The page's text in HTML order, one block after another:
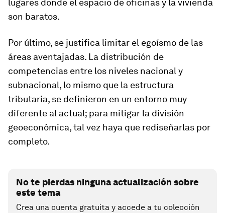
lugares donde el espacio de oficinas y la vivienda
son baratos.
Por último, se justifica limitar el egoísmo de las
áreas aventajadas. La distribución de
competencias entre los niveles nacional y
subnacional, lo mismo que la estructura
tributaria, se definieron en un entorno muy
diferente al actual; para mitigar la división
geoeconómica, tal vez haya que rediseñarlas por
completo.
No te pierdas ninguna actualización sobre
este tema
Crea una cuenta gratuita y accede a tu colección